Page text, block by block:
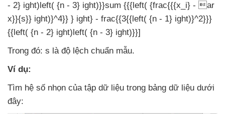
- 2} ight)left( {n - 3} ight)}}sum {{{left( {frac{{{x_i} - ar
x}}{s}} ight)}^4}} } ight} - frac{{3{{left( {n - 1} ight)}^2}}}
{{left( {n - 2} ight)left( {n - 3} ight)}}]
Trong đó: s là độ lệch chuẩn mẫu.
Ví dụ:
Tìm hệ số nhọn của tập dữ liệu trong bảng dữ liệu dưới
đây: